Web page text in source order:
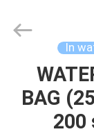
THUIS
Greencradleland
Macromolecule
In
BAG
200